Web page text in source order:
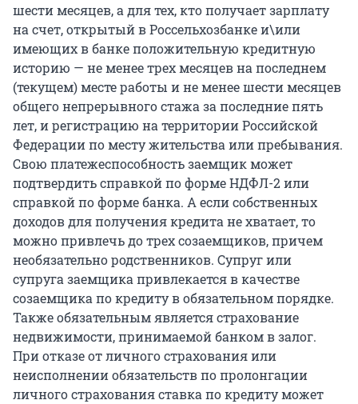
шести месяцев, а для тех, кто получает зарплату
на счет, открытый в Россельхозбанке и\или
имеющих в банке положительную кредитную
историю — не менее трех месяцев на последнем
(текущем) месте работы и не менее шести месяцев
общего непрерывного стажа за последние пять
лет, и регистрацию на территории Российской
Федерации по месту жительства или пребывания.
Свою платежеспособность заемщик может
подтвердить справкой по форме НДФЛ-2 или
справкой по форме банка. А если собственных
доходов для получения кредита не хватает, то
можно привлечь до трех созаемщиков, причем
необязательно родственников. Супруг или
супруга заемщика привлекается в качестве
созаемщика по кредиту в обязательном порядке.
Также обязательным является страхование
недвижимости, принимаемой банком в залог.
При отказе от личного страхования или
неисполнении обязательств по пролонгации
личного страхования ставка по кредиту может